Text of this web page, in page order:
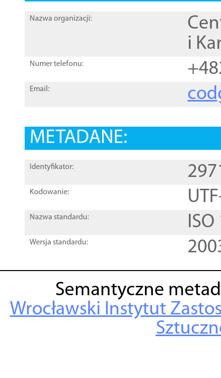
Nazwa organizacji:
i
Numer telefonu:
Email:
METADANE:
Identyfikator:
Kodowanie:
Nazwa standardu:
Wersja standardu:
Semantyczne
Wrocławski Instytut